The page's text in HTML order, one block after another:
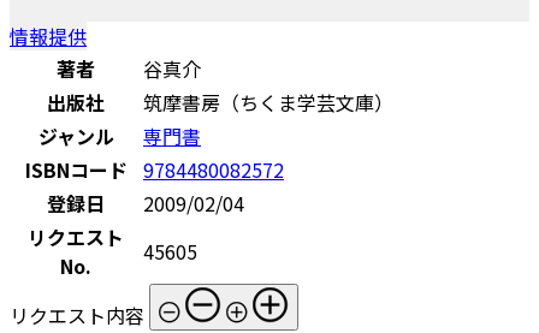
情報提供
著者
谷真介
出版社
筑摩書房（ちくま学芸文庫）
ジャンル
専門書
ISBNコード 9784480082572
登録日
2009/02/04
リクエスト
No.
45605
リクエスト内容